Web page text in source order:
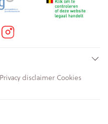
Privacy disclaimer Cookies